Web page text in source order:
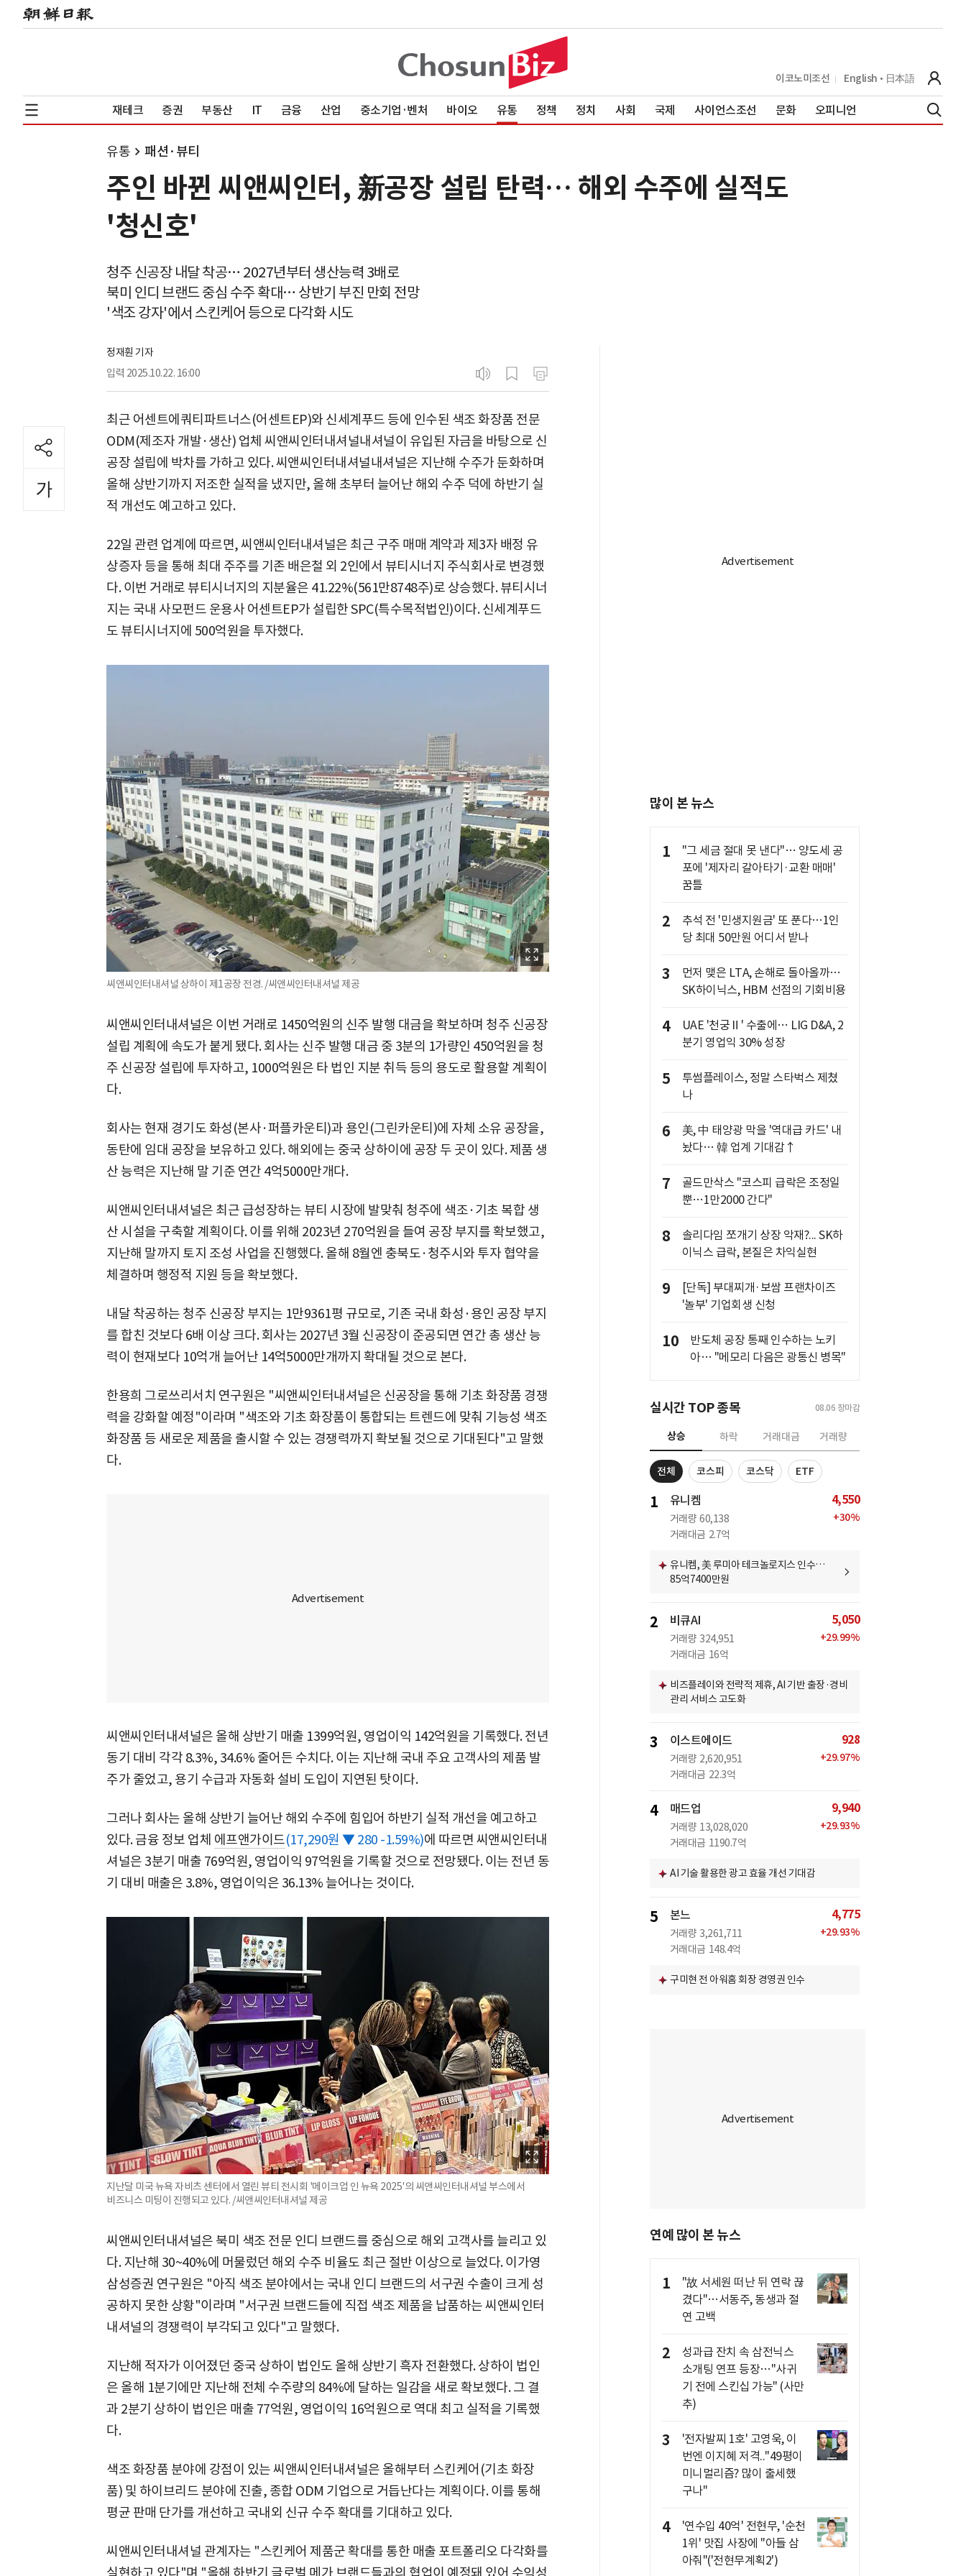
이코노미조선 English 日本語
재테크 증권 부동산 IT 금융 산업 중소기업·벤처 바이오 유통 정책 정치 사회 국제 사이언스조선 문화 오피니언
유통 패션·뷰티
주인 바뀐 씨앤씨인터, 新공장 설립 탄력… 해외 수주에 실적도
'청신호'
청주 신공장 내달 착공… 2027년부터 생산능력 3배로
북미 인디 브랜드 중심 수주 확대… 상반기 부진 만회 전망
'색조 강자'에서 스킨케어 등으로 다각화 시도
정재훤 기자
입력 2025.10.22. 16:00
최근 어센트에쿼티파트너스(어센트EP)와 신세계푸드 등에 인수된 색조 화장품 전문
ODM(제조자 개발·생산) 업체 씨앤씨인터내셔널내셔널이 유입된 자금을 바탕으로 신
공장 설립에 박차를 가하고 있다. 씨앤씨인터내셔널내셔널은 지난해 수주가 둔화하며
올해 상반기까지 저조한 실적을 냈지만, 올해 초부터 늘어난 해외 수주 덕에 하반기 실
적 개선도 예고하고 있다.
22일 관련 업계에 따르면, 씨앤씨인터내셔널은 최근 구주 매매 계약과 제3자 배정 유
상증자 등을 통해 최대 주주를 기존 배은철 외 2인에서 뷰티시너지 주식회사로 변경했
다. 이번 거래로 뷰티시너지의 지분율은 41.22%(561만8748주)로 상승했다. 뷰티시너
지는 국내 사모펀드 운용사 어센트EP가 설립한 SPC(특수목적법인)이다. 신세계푸드
도 뷰티시너지에 500억원을 투자했다.
씨앤씨인터내셔널 상하이 제1공장 전경. /씨앤씨인터내셔널 제공
씨앤씨인터내셔널은 이번 거래로 1450억원의 신주 발행 대금을 확보하며 청주 신공장
설립 계획에 속도가 붙게 됐다. 회사는 신주 발행 대금 중 3분의 1가량인 450억원을 청
주 신공장 설립에 투자하고, 1000억원은 타 법인 지분 취득 등의 용도로 활용할 계획이
다.
회사는 현재 경기도 화성(본사·퍼플카운티)과 용인(그린카운티)에 자체 소유 공장을,
동탄에 임대 공장을 보유하고 있다. 해외에는 중국 상하이에 공장 두 곳이 있다. 제품 생
산 능력은 지난해 말 기준 연간 4억5000만개다.
씨앤씨인터내셔널은 최근 급성장하는 뷰티 시장에 발맞춰 청주에 색조·기초 복합 생
산 시설을 구축할 계획이다. 이를 위해 2023년 270억원을 들여 공장 부지를 확보했고,
지난해 말까지 토지 조성 사업을 진행했다. 올해 8월엔 충북도·청주시와 투자 협약을
체결하며 행정적 지원 등을 확보했다.
내달 착공하는 청주 신공장 부지는 1만9361평 규모로, 기존 국내 화성·용인 공장 부지
를 합친 것보다 6배 이상 크다. 회사는 2027년 3월 신공장이 준공되면 연간 총 생산 능
력이 현재보다 10억개 늘어난 14억5000만개까지 확대될 것으로 본다.
한용희 그로쓰리서치 연구원은 "씨앤씨인터내셔널은 신공장을 통해 기초 화장품 경쟁
력을 강화할 예정"이라며 "색조와 기초 화장품이 통합되는 트렌드에 맞춰 기능성 색조
화장품 등 새로운 제품을 출시할 수 있는 경쟁력까지 확보될 것으로 기대된다"고 말했
다.
씨앤씨인터내셔널은 올해 상반기 매출 1399억원, 영업이익 142억원을 기록했다. 전년
동기 대비 각각 8.3%, 34.6% 줄어든 수치다. 이는 지난해 국내 주요 고객사의 제품 발
주가 줄었고, 용기 수급과 자동화 설비 도입이 지연된 탓이다.
그러나 회사는 올해 상반기 늘어난 해외 수주에 힘입어 하반기 실적 개선을 예고하고
있다. 금융 정보 업체 에프앤가이드(17,290원 ▼ 280 -1.59%)에 따르면 씨앤씨인터내
셔널은 3분기 매출 769억원, 영업이익 97억원을 기록할 것으로 전망됐다. 이는 전년 동
기 대비 매출은 3.8%, 영업이익은 36.13% 늘어나는 것이다.
지난달 미국 뉴욕 자비츠 센터에서 열린 뷰티 전시회 '메이크업 인 뉴욕 2025'의 씨앤씨인터내셔널 부스에서
비즈니스 미팅이 진행되고 있다. /씨앤씨인터내셔널 제공
씨앤씨인터내셔널은 북미 색조 전문 인디 브랜드를 중심으로 해외 고객사를 늘리고 있
다. 지난해 30~40%에 머물렀던 해외 수주 비율도 최근 절반 이상으로 늘었다. 이가영
삼성증권 연구원은 "아직 색조 분야에서는 국내 인디 브랜드의 서구권 수출이 크게 성
공하지 못한 상황"이라며 "서구권 브랜드들에 직접 색조 제품을 납품하는 씨앤씨인터
내셔널의 경쟁력이 부각되고 있다"고 말했다.
지난해 적자가 이어졌던 중국 상하이 법인도 올해 상반기 흑자 전환했다. 상하이 법인
은 올해 1분기에만 지난해 전체 수주량의 84%에 달하는 일감을 새로 확보했다. 그 결
과 2분기 상하이 법인은 매출 77억원, 영업이익 16억원으로 역대 최고 실적을 기록했
다.
색조 화장품 분야에 강점이 있는 씨앤씨인터내셔널은 올해부터 스킨케어(기초 화장
품) 및 하이브리드 분야에 진출, 종합 ODM 기업으로 거듭난다는 계획이다. 이를 통해
평균 판매 단가를 개선하고 국내외 신규 수주 확대를 기대하고 있다.
씨앤씨인터내셔널 관계자는 "스킨케어 제품군 확대를 통한 매출 포트폴리오 다각화를
많이 본 뉴스
1
"그 세금 절대 못 낸다"… 양도세 공
포에 '제자리 갈아타기·교환 매매'
꿈틀
2
추석 전 '민생지원금' 또 푼다…1인
당 최대 50만원 어디서 받나
3
먼저 맺은 LTA, 손해로 돌아올까…
SK하이닉스, HBM 선점의 기회비용
4
UAE '천궁Ⅱ' 수출에… LIG D&A, 2
분기 영업익 30% 성장
5
투썸플레이스, 정말 스타벅스 제쳤
나
6
美, 中 태양광 막을 '역대급 카드' 내
놨다… 韓 업계 기대감↑
7
골드만삭스 "코스피 급락은 조정일
뿐…1만2000 간다"
8
솔리다임 쪼개기 상장 악재?... SK하
이닉스 급락, 본질은 차익실현
9
[단독] 부대찌개·보쌈 프랜차이즈
'놀부' 기업회생 신청
10
반도체 공장 통째 인수하는 노키
아… "메모리 다음은 광통신 병목"
실시간 TOP 종목 08.06 장마감
상승 하락 거래대금 거래량
전체 코스피 코스닥 ETF
1 유니켐
거래량 60,138
거래대금 2.7억
4,550
+30%
유니켐, 美 루미아 테크놀로지스 인수…
85억7400만원
2 비큐AI
거래량 324,951
거래대금 16억
5,050
+29.99%
비즈플레이와 전략적 제휴, AI 기반 출장·경비
관리 서비스 고도화
3 이스트에이드
거래량 2,620,951
거래대금 22.3억
928
+29.97%
4 매드업
거래량 13,028,020
거래대금 1190.7억
9,940
+29.93%
AI 기술 활용한 광고 효율 개선 기대감
5 본느
거래량 3,261,711
거래대금 148.4억
4,775
+29.93%
구미현 전 아워홈 회장 경영권 인수
연예 많이 본 뉴스
1
"故 서세원 떠난 뒤 연락 끊
겼다"…서동주, 동생과 절
연 고백
2
성과급 잔치 속 삼전닉스
소개팅 연프 등장…"사귀
기 전에 스킨십 가능" (사만
추)
3
'전자발찌 1호' 고영욱, 이
번엔 이지혜 저격.."49평이
미니멀리즘? 많이 출세했
구나"
4
'연수입 40억' 전현무, '순천
1위' 맛집 사장에 "아들 삼
아줘"('전현무계획2')